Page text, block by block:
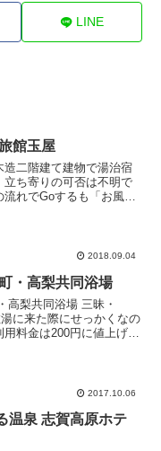
LINE
館玉屋
造二階建て建物で湯治宿
立ち寄りの可否は不明で
流れでGoするも「お風
2018.09.04
・高梨共同浴場
高梨共同浴場 三昧・
に来た際にせっかくなの
用料金は200円に値上げさ
2017.10.06
温泉 志賀高原ホテ